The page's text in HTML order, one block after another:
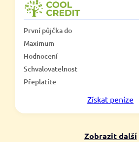
První půjčka do
Maximum
Hodnocení
Schvalovatelnost
Přeplatíte
Získat peníze
Zobrazit další